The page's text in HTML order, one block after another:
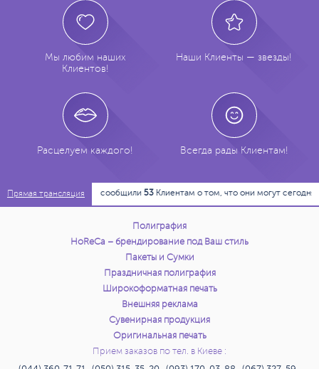
Мы любим наших
Клиентов!
Наши Клиенты — звезды!
Расцелуем каждого! Всегда рады Клиентам!
Прямая трансляция
11:14:18 Мы сообщили53Клиентам о том, что они могут сегодня
Полиграфия
HoReCa – брендирование под Ваш стиль
Пакеты и Сумки
Праздничная полиграфия
Широкоформатная печать
Внешняя реклама
Сувенирная продукция
Оригинальная печать
Прием заказов по тел. в Киеве :